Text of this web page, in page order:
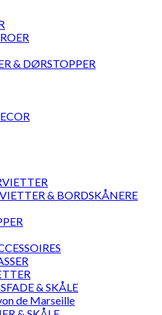
& DØRSTOPPER
& BORDSKÅNERE
& SKÅLE
de Marseille